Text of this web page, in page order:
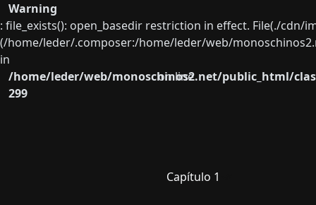
Warning
: file_exists(): open_basedir restriction in effect. File(./
(/home/leder/.composer:/home/leder/web/
in
/home/leder/web/monoschinos2.net/public_html/
on line
299
Capítulo 1